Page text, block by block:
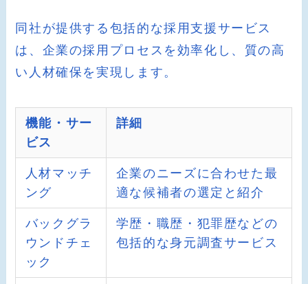
同社が提供する包括的な採用支援サービス
は、企業の採用プロセスを効率化し、質の高
い人材確保を実現します。
機能・サー
ビス
詳細
人材マッチ
ング
企業のニーズに合わせた最
適な候補者の選定と紹介
バックグラ
ウンドチェ
ック
学歴・職歴・犯罪歴などの
包括的な身元調査サービス